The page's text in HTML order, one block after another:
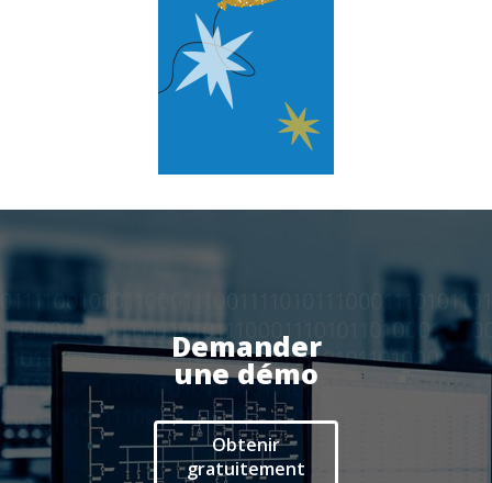
Demander
une démo
Obtenir
gratuitement
ERP Gestion Commerciale
Suivi des intervenants
Frontaux de réception
Téléphonie
Actualités